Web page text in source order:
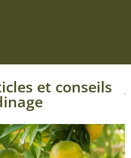
et conseils